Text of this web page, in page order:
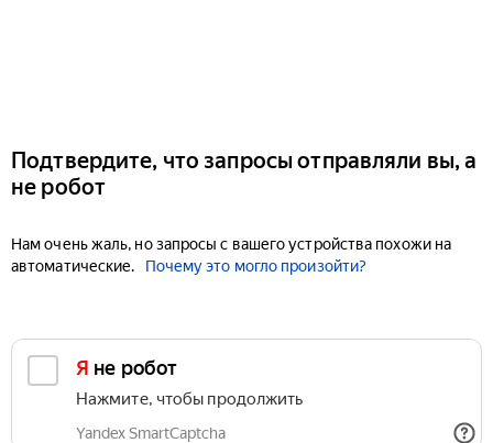
Подтвердите, что запросы отправляли вы, а
не робот
Нам очень жаль, но запросы с вашего устройства похожи на
автоматические.
Почему это могло произойти?
Я не робот
Нажмите, чтобы продолжить
Yandex SmartCaptcha